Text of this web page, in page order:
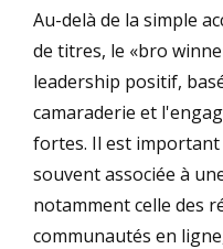
Au-delà de la simple
de titres, le «bro
leadership positif,
camaraderie et
fortes. Il est
souvent associée à
notamment celle des
communautés en